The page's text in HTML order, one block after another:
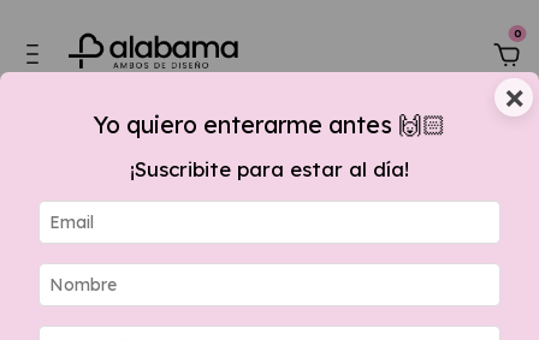
0
15 % OFF por transferencia + envios GRATIS apartir $280.000
×
Yo quiero enterarme antes 🙌🏻
¡Suscribite para estar al día!